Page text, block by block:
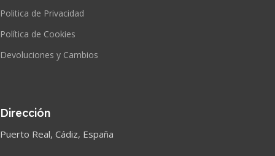
Politica de Privacidad
Política de Cookies
Devoluciones y Cambios
Dirección
Puerto Real, Cádiz, España